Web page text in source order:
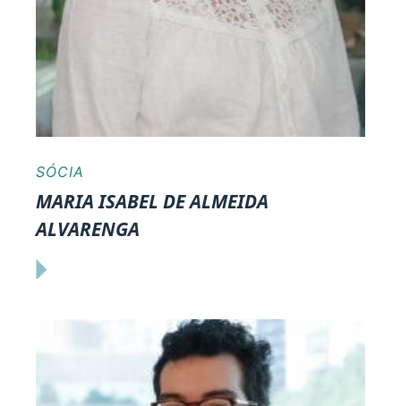
SÓCIA
MARIA ISABEL DE ALMEIDA
ALVARENGA